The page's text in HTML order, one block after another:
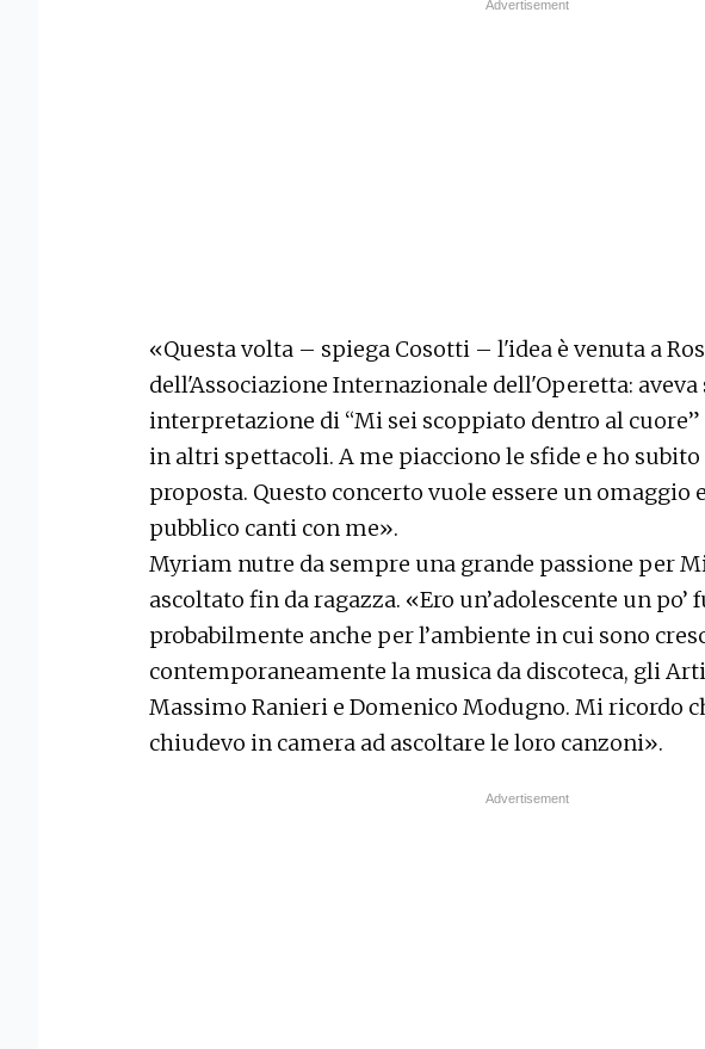
«Questa volta – spiega Cosotti – l'idea è venuta a
dell'Associazione Internazionale dell'Operetta:
interpretazione di “Mi sei scoppiato dentro al cuore”
in altri spettacoli. A me piacciono le sfide e ho subito
proposta. Questo concerto vuole essere un omaggio
pubblico canti con me».
Myriam nutre da sempre una grande passione per
ascoltato fin da ragazza. «Ero un’adolescente un po’
probabilmente anche per l’ambiente in cui sono
contemporaneamente la musica da discoteca, gli
Massimo Ranieri e Domenico Modugno. Mi ricordo
chiudevo in camera ad ascoltare le loro canzoni».